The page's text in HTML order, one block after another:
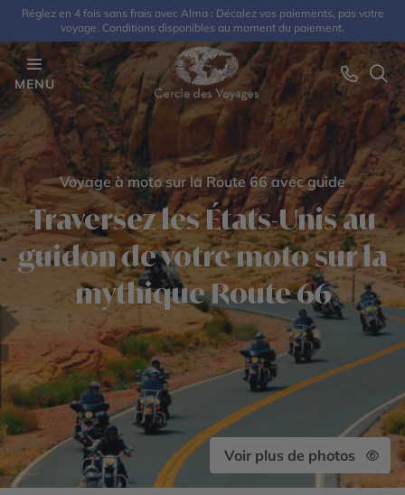
Réglez en 4 fois sans frais avec Alma : Décalez vos paiements, pas votre
voyage. Conditions disponibles au moment du paiement.
MENU
Voyage à moto sur la Route 66 avec guide
Traversez les États-Unis au
guidon de votre moto sur la
mythique Route 66
Voir plus de photos